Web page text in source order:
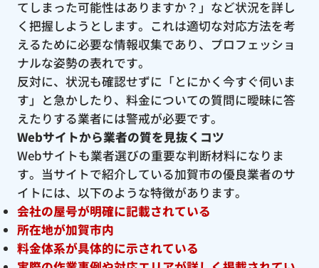
てしまった可能性はありますか？」など状況を詳し
く把握しようとします。これは適切な対応方法を考
えるために必要な情報収集であり、プロフェッショ
ナルな姿勢の表れです。
反対に、状況も確認せずに「とにかく今すぐ伺いま
す」と急かしたり、料金についての質問に曖昧に答
えたりする業者には警戒が必要です。
Webサイトから業者の質を見抜くコツ
Webサイトも業者選びの重要な判断材料になりま
す。当サイトで紹介している加賀市の優良業者のサ
イトには、以下のような特徴があります。
会社の屋号が明確に記載されている
所在地が加賀市内
料金体系が具体的に示されている